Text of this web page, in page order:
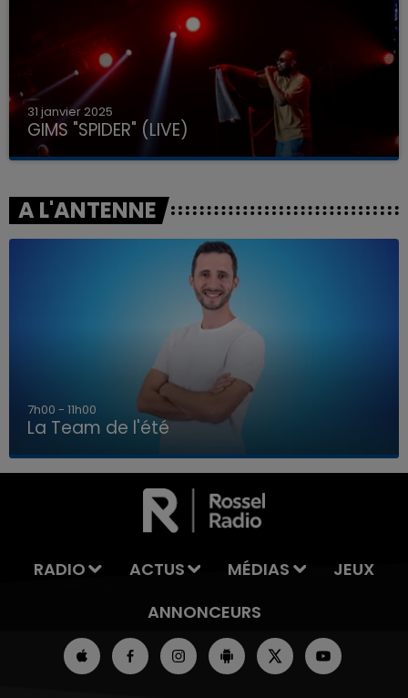
LA TEAM DE L'ÉTÉ
31 janvier 2025
GIMS "SPIDER" (LIVE)
A L'ANTENNE
7h00 - 11h00
La Team de l'été
RADIO ACTUS MÉDIAS
JEUX
ANNONCEURS